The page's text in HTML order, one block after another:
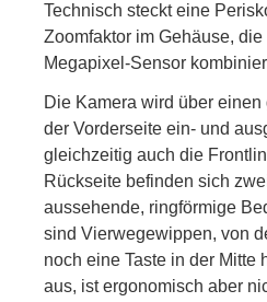
Technisch steckt eine
Zoomfaktor im Gehäuse,
Megapixel-Sensor
Die Kamera wird über
der Vorderseite ein- und
gleichzeitig auch die
Rückseite befinden sich
aussehende, ringförmige
sind Vierwegewippen, von
noch eine Taste in der Mitte
aus, ist ergonomisch aber